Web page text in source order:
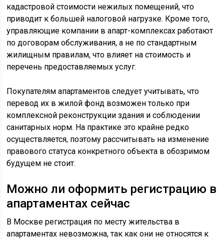
кадастровой стоимости нежилых помещений, что
приводит к большей налоговой нагрузке. Кроме того,
управляющие компании в апарт-комплексах работают
по договорам обслуживания, а не по стандартным
жилищным правилам, что влияет на стоимость и
перечень предоставляемых услуг.
Покупателям апартаментов следует учитывать, что
перевод их в жилой фонд возможен только при
комплексной реконструкции здания и соблюдении
санитарных норм. На практике это крайне редко
осуществляется, поэтому рассчитывать на изменение
правового статуса конкретного объекта в обозримом
будущем не стоит.
Можно ли оформить регистрацию в
апартаментах сейчас
В Москве регистрация по месту жительства в
апартаментах невозможна, так как они не относятся к